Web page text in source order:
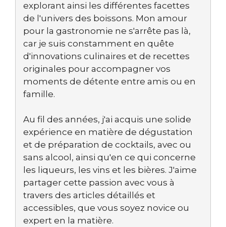
explorant ainsi les différentes facettes
de l'univers des boissons. Mon amour
pour la gastronomie ne s'arrête pas là,
car je suis constamment en quête
d'innovations culinaires et de recettes
originales pour accompagner vos
moments de détente entre amis ou en
famille.
Au fil des années, j'ai acquis une solide
expérience en matière de dégustation
et de préparation de cocktails, avec ou
sans alcool, ainsi qu'en ce qui concerne
les liqueurs, les vins et les bières. J'aime
partager cette passion avec vous à
travers des articles détaillés et
accessibles, que vous soyez novice ou
expert en la matière.